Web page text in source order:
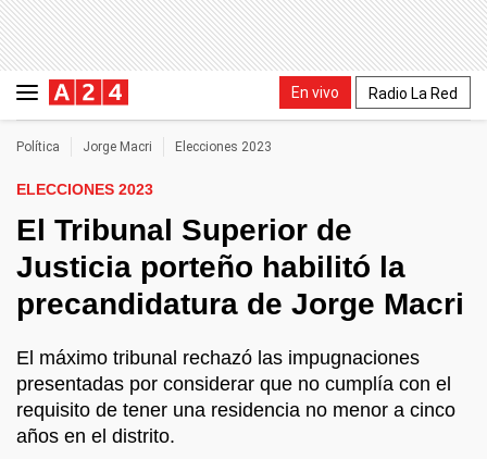
En vivo Radio La Red
Política Jorge Macri Elecciones 2023
ELECCIONES 2023
El Tribunal Superior de
Justicia porteño habilitó la
precandidatura de Jorge Macri
El máximo tribunal rechazó las impugnaciones
presentadas por considerar que no cumplía con el
requisito de tener una residencia no menor a cinco
años en el distrito.